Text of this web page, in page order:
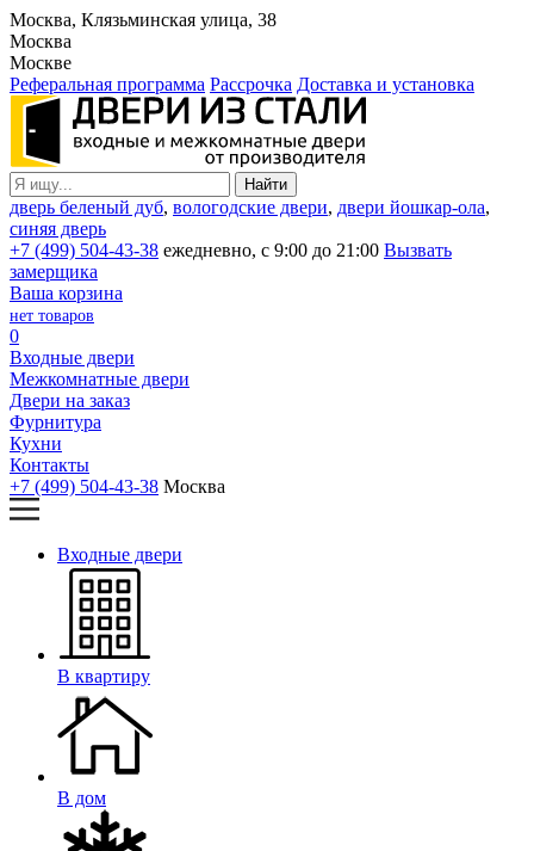
Москва, Клязьминская улица, 38
Москва
Москве
Реферальная программа Рассрочка Доставка и установка
дверь беленый дуб, вологодские двери, двери йошкар-ола,
синяя дверь
+7 (499) 504-43-38 ежедневно, с 9:00 до 21:00 Вызвать
замерщика
Ваша корзина
нет товаров
0
Входные двери
Межкомнатные двери
Двери на заказ
Фурнитура
Кухни
Контакты
+7 (499) 504-43-38 Москва
Входные двери
В квартиру
В дом